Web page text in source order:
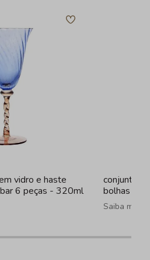
vidro e haste
6 peças - 320ml
conjunto
bolhas
Saiba mais